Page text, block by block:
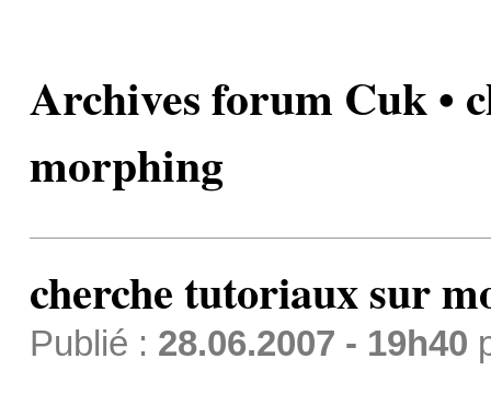
Archives forum Cuk •
morphing
cherche tutoriaux sur
Publié : 28.06.2007 - 19h40